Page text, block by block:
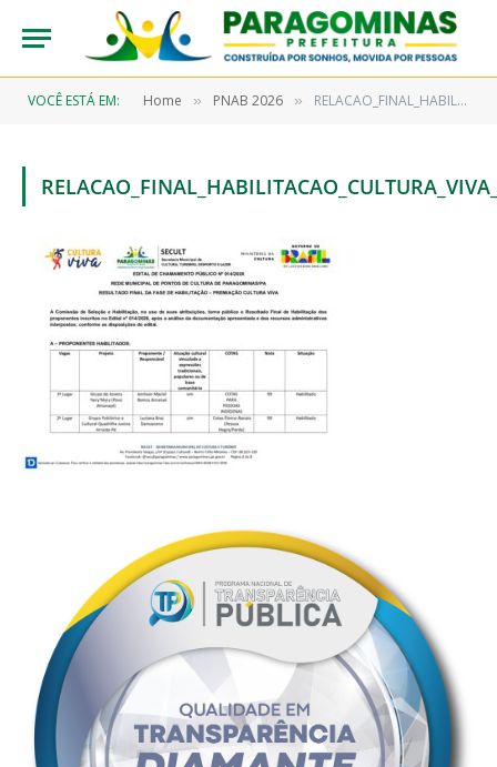
VOCÊ ESTÁ EM: Home » PNAB 2026 » RELACAO_FINAL_HABILITACAO_CULTURA_VIVA_EDITAL_014_2026_ASSINADO